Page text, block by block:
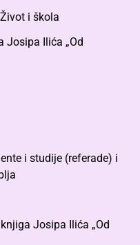
i škola
Josipa Ilića „Od
i studije (referade) i
Josipa Ilića „Od